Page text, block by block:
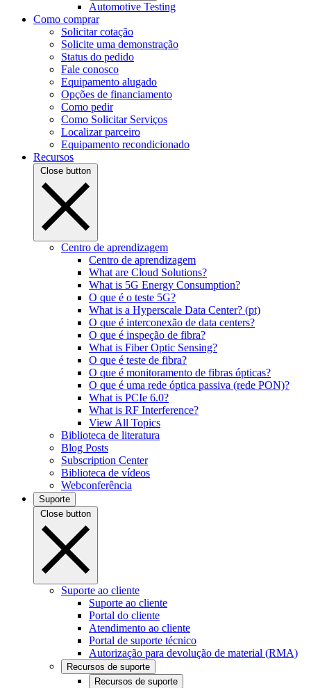
Automotive Testing
Como comprar
Solicitar cotação
Solicite uma demonstração
Status do pedido
Fale conosco
Equipamento alugado
Opções de financiamento
Como pedir
Como Solicitar Serviços
Localizar parceiro
Equipamento recondicionado
Recursos
Close button
Centro de aprendizagem
Centro de aprendizagem
What are Cloud Solutions?
What is 5G Energy Consumption?
O que é o teste 5G?
What is a Hyperscale Data Center? (pt)
O que é interconexão de data centers?
O que é inspeção de fibra?
What is Fiber Optic Sensing?
O que é teste de fibra?
O que é monitoramento de fibras ópticas?
O que é uma rede óptica passiva (rede PON)?
What is PCIe 6.0?
What is RF Interference?
View All Topics
Biblioteca de literatura
Blog Posts
Subscription Center
Biblioteca de vídeos
Webconferência
Suporte
Close button
Suporte ao cliente
Suporte ao cliente
Portal do cliente
Atendimento ao cliente
Portal de suporte técnico
Autorização para devolução de material (RMA)
Recursos de suporte
Recursos de suporte